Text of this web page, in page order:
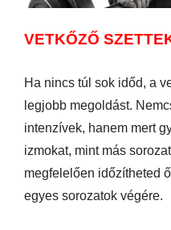
VETKŐZŐ
Ha nincs túl sok időd, a
legjobb megoldást.
intenzívek, hanem mert
izmokat, mint más
megfelelően időzítheted
egyes sorozatok végére.